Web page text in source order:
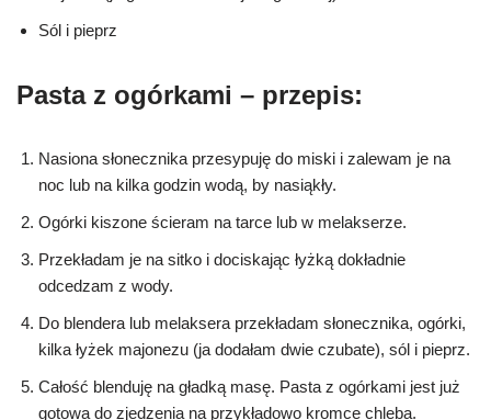
Sól i pieprz
Pasta z ogórkami – przepis:
Nasiona słonecznika przesypuję do miski i zalewam je na
noc lub na kilka godzin wodą, by nasiąkły.
Ogórki kiszone ścieram na tarce lub w melakserze.
Przekładam je na sitko i dociskając łyżką dokładnie
odcedzam z wody.
Do blendera lub melaksera przekładam słonecznika, ogórki,
kilka łyżek majonezu (ja dodałam dwie czubate), sól i pieprz.
Całość blenduję na gładką masę. Pasta z ogórkami jest już
gotowa do zjedzenia na przykładowo kromce chleba.